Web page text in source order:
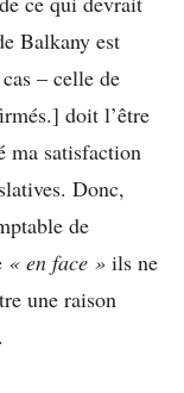
Balkany est
– celle de
doit l’être
ma satisfaction
Donc,
de
« en face » ils ne
une raison